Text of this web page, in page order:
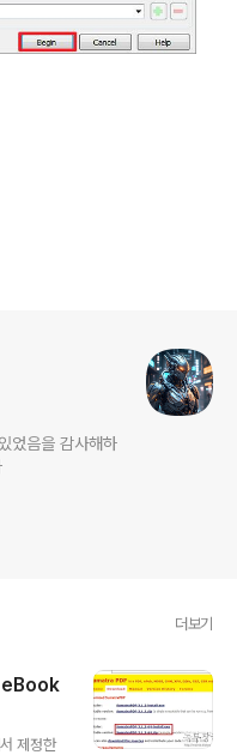
었음을 감사해하
더보기
eBook
제정한